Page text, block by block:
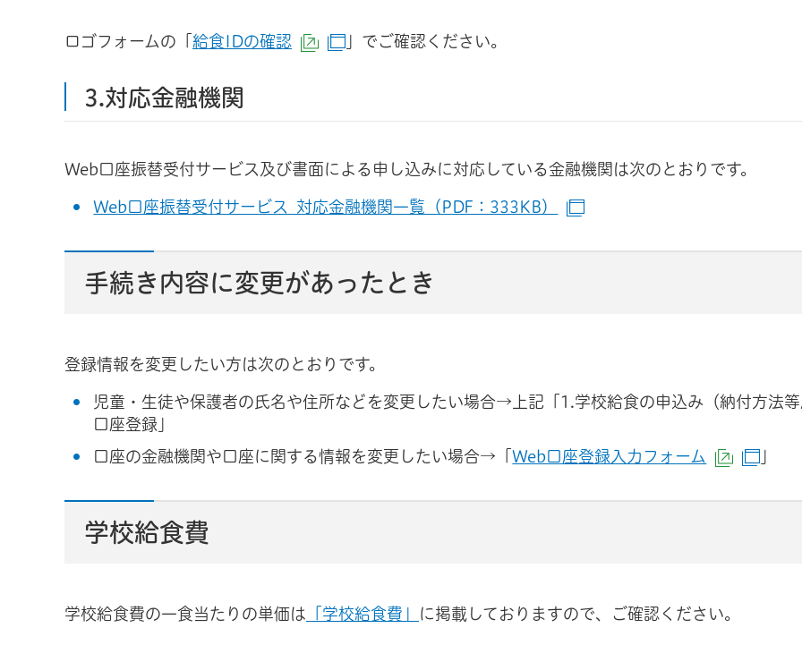
ロゴフォームの「 給食IDの確認 （外部サイトへリンク）
（別ウインドウで開きます）
」でご確認ください。
3.対応金融機関
Web口座振替受付サービス及び書面による申し込みに対応している金融機関は次のとおりです。
Web口座振替受付サービス_対応金融機関一覧（PDF：333KB）
手続き内容に変更があったとき
登録情報を変更したい方は次のとおりです。
児童・生徒や保護者の氏名や住所などを変更したい場合→上記「1.学校給食の申込み（納付方法等
口座登録」
口座の金融機関や口座に関する情報を変更したい場合→「Web口座登録入力フォーム （外部
（別
学校給食費
学校給食費の一食当たりの単価は 「学校給食費」 に掲載しておりますので、ご確認ください。